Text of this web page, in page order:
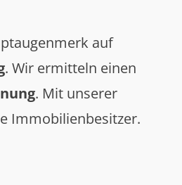
auf
. Wir ermitteln einen
. Mit unserer
Immobilienbesitzer.